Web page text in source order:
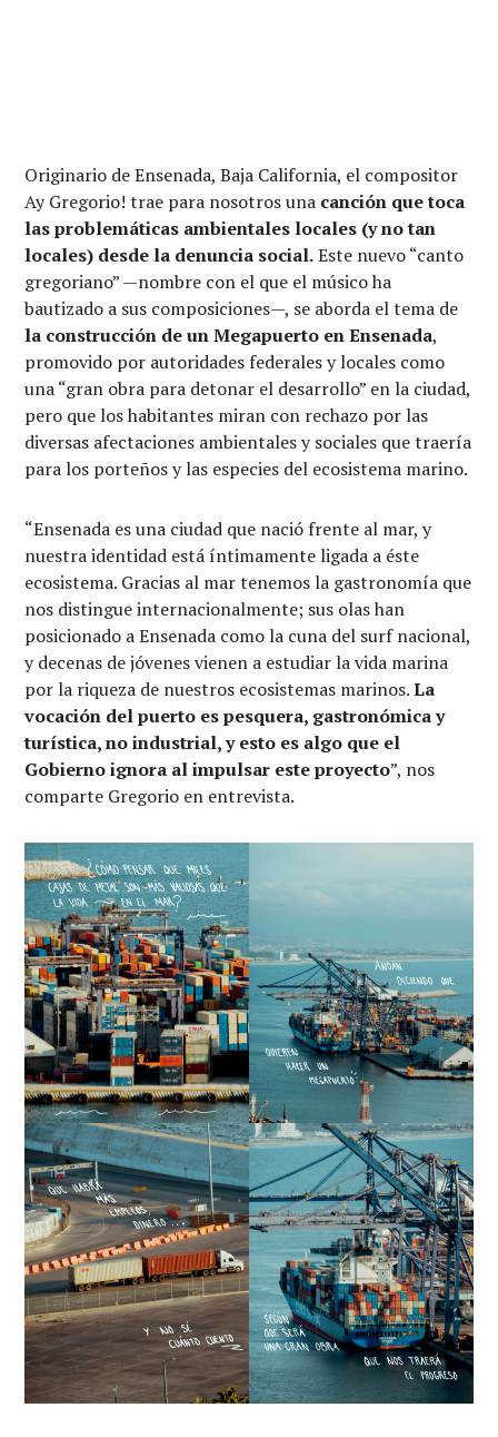
Originario de Ensenada, Baja California, el compositor
Ay Gregorio! trae para nosotros una canción que toca
las problemáticas ambientales locales (y no tan
locales) desde la denuncia social.Este nuevo “canto
gregoriano” —nombre con el que el músico ha
bautizado a sus composiciones—, se aborda el tema de
la construcción de un Megapuerto en Ensenada,
promovido por autoridades federales y locales como
una “gran obra para detonar el desarrollo” en la ciudad,
pero que los habitantes miran con rechazo por las
diversas afectaciones ambientales y sociales que traería
para los porteños y las especies del ecosistema marino.
“Ensenada es una ciudad que nació frente al mar, y
nuestra identidad está íntimamente ligada a éste
ecosistema. Gracias al mar tenemos la gastronomía que
nos distingue internacionalmente; sus olas han
posicionado a Ensenada como la cuna del surf nacional,
y decenas de jóvenes vienen a estudiar la vida marina
por la riqueza de nuestros ecosistemas marinos.La
vocación del puerto es pesquera, gastronómica y
turística, no industrial, y esto es algo que el
Gobierno ignora al impulsar este proyecto”, nos
comparte Gregorio en entrevista.